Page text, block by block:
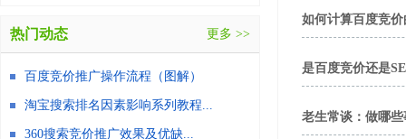
如何计算百度竞
是百度竞价还是
老生常谈：做哪
热门动态 更多 >>
百度竞价推广操作流程（图解）
淘宝搜索排名因素影响系列教程...
360搜索竞价推广效果及优缺...